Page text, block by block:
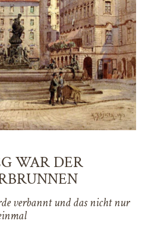
WAR DER
verbannt und das nicht nur